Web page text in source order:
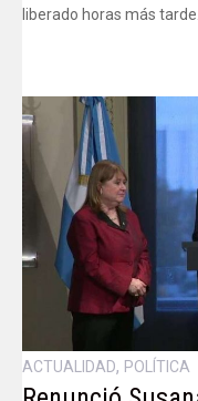
liberado horas más
ACTUALIDAD, POLÍTICA